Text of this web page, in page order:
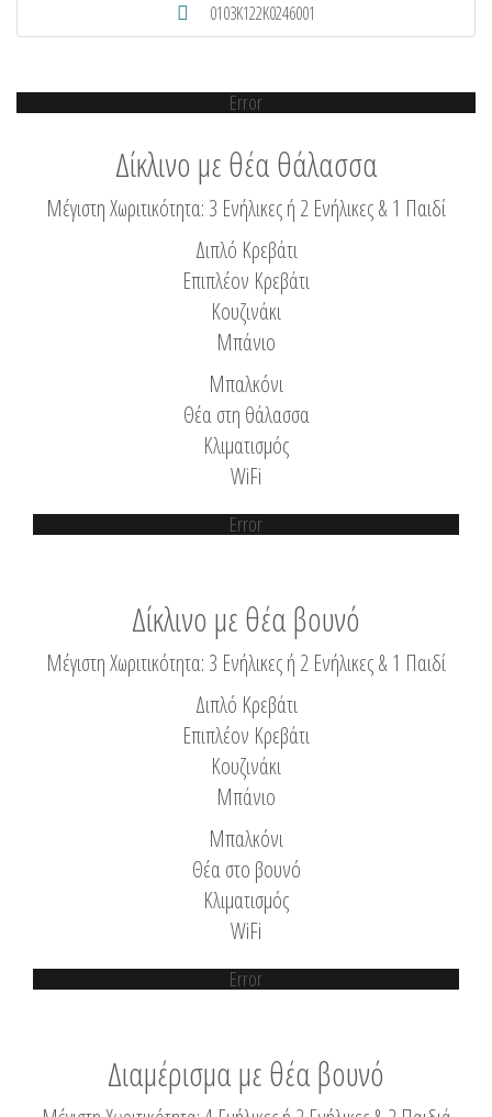
0103K122K0246001
Error
Δίκλινο με θέα θάλασσα
Μέγιστη Χωριτικότητα: 3 Ενήλικες ή 2 Ενήλικες & 1 Παιδί
Διπλό Κρεβάτι
Επιπλέον Κρεβάτι
Κουζινάκι
Μπάνιο
Μπαλκόνι
Θέα στη θάλασσα
Κλιματισμός
WiFi
Error
Δίκλινο με θέα βουνό
Μέγιστη Χωριτικότητα: 3 Ενήλικες ή 2 Ενήλικες & 1 Παιδί
Διπλό Κρεβάτι
Επιπλέον Κρεβάτι
Κουζινάκι
Μπάνιο
Μπαλκόνι
Θέα στο βουνό
Κλιματισμός
WiFi
Error
Διαμέρισμα με θέα βουνό